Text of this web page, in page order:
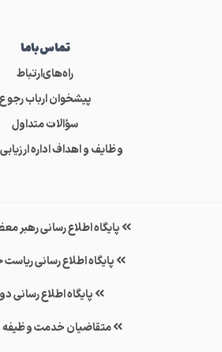
تماس‌باما
راه‌های‌ارتباط
پیشخوان ارباب رجوع
سؤالات متداول
وظایف و اهداف اداره
پایگاه اطلاع رسانی رهبر
پایگاه اطلاع رسانی
پایگاه اطلاع رسانی
متقاضیان خدمت